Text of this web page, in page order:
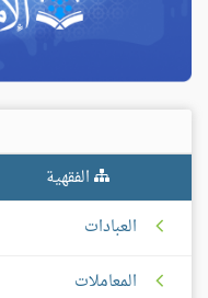
الفقهية
العبادات
المعاملات